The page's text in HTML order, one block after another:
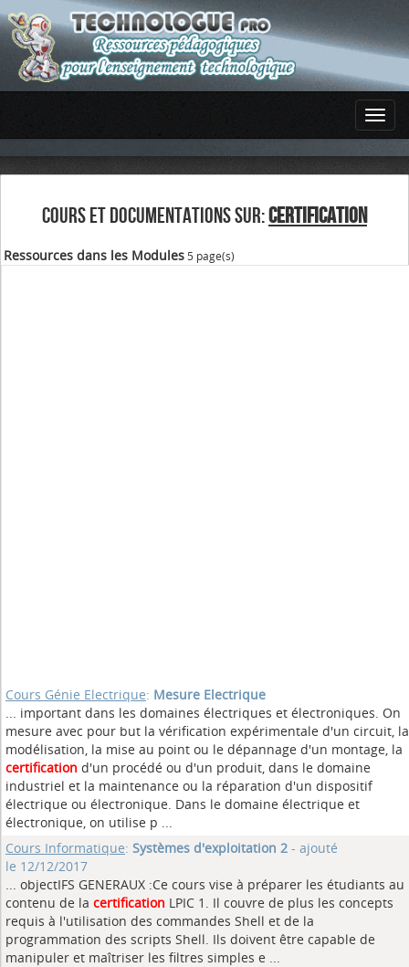
COURS ET DOCUMENTATIONS SUR:CERTIFICATION
Ressources dans les Modules5 page(s)
Cours Génie Electrique: Mesure Electrique
... important dans les domaines électriques et électroniques. On
mesure avec pour but la vérification expérimentale d'un circuit, la
modélisation, la mise au point ou le dépannage d'un montage, la
certification d'un procédé ou d'un produit, dans le domaine
industriel et la maintenance ou la réparation d'un dispositif
électrique ou électronique. Dans le domaine électrique et
électronique, on utilise p ...
Cours Informatique: Systèmes d'exploitation 2 - ajouté
le 12/12/2017
... objectIFS GENERAUX :Ce cours vise à préparer les étudiants au
contenu de la certification LPIC 1. Il couvre de plus les concepts
requis à l'utilisation des commandes Shell et de la
programmation des scripts Shell. Ils doivent être capable de
manipuler et maîtriser les filtres simples e ...